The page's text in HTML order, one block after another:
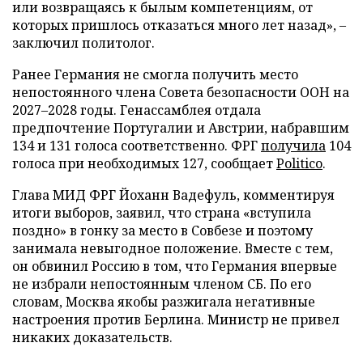
или возвращаясь к былым компетенциям, от
которых пришлось отказаться много лет назад», –
заключил политолог.
Ранее Германия не смогла получить место
непостоянного члена Совета безопасности ООН на
2027–2028 годы. Генассамблея отдала
предпочтение Португалии и Австрии, набравшим
134 и 131 голоса соответственно. ФРГполучила 104
голоса при необходимых 127, сообщаетPolitico.
Глава МИД ФРГ Йоханн Вадефуль, комментируя
итоги выборов, заявил, что страна «вступила
поздно» в гонку за место в Совбезе и поэтому
занимала невыгодное положение. Вместе с тем,
он обвинил Россию в том, что Германия впервые
не избрали непостоянным членом СБ. По его
словам, Москва якобы разжигала негативные
настроения против Берлина. Министр не привел
никаких доказательств.